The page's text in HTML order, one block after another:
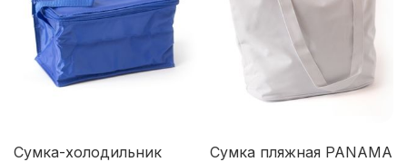
Сумка-холодильник
Сумка пляжная PANAMA